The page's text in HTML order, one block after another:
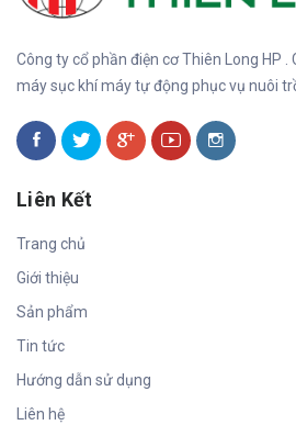
Công ty cổ phần điện cơ Thiên Long HP
máy sục khí máy tự động phục vụ nuôi
Liên Kết
Trang chủ
Giới thiệu
Sản phẩm
Tin tức
Hướng dẫn sử dụng
Liên hệ